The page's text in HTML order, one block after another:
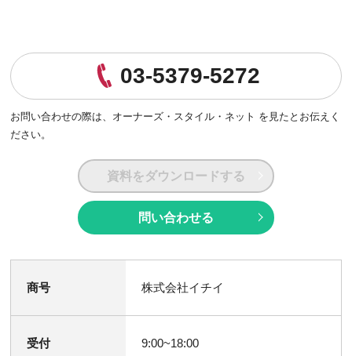
03-5379-5272
お問い合わせの際は、 オーナーズ・スタイル・ネット を見たとお伝えく
ださい。
資料をダウンロードする
問い合わせる
商号 株式会社イチイ
受付 9:00~18:00